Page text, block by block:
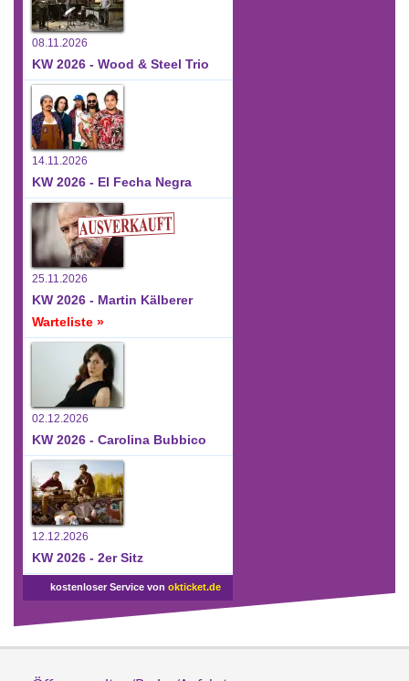
08.11.2026
KW 2026 - Wood & Steel Trio
14.11.2026
KW 2026 - El Fecha Negra
25.11.2026
KW 2026 - Martin Kälberer
Warteliste »
02.12.2026
KW 2026 - Carolina Bubbico
12.12.2026
KW 2026 - 2er Sitz
kostenloser Service von okticket.de